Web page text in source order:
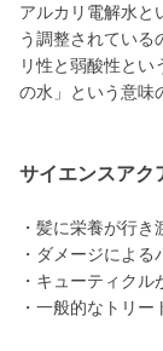
アルカリ電解水と
う調整されている
リ性と弱酸性とい
の水」という意味
サイエンスアク
・髪に栄養が行
・ダメージによ
・キューティク
・一般的なトリ